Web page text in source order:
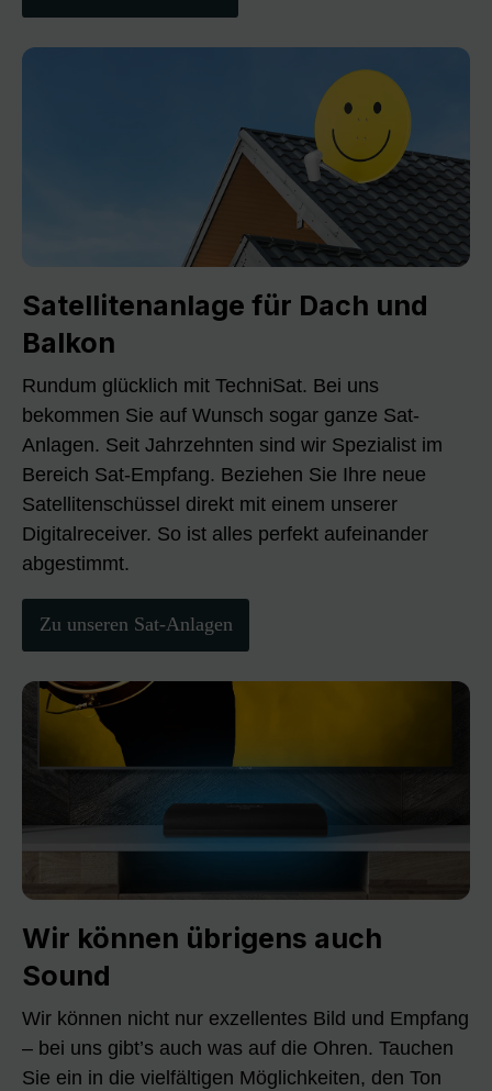
Satellitenanlage für Dach und
Balkon
Rundum glücklich mit TechniSat. Bei uns
bekommen Sie auf Wunsch sogar ganze Sat-
Anlagen. Seit Jahrzehnten sind wir Spezialist im
Bereich Sat-Empfang. Beziehen Sie Ihre neue
Satellitenschüssel direkt mit einem unserer
Digitalreceiver. So ist alles perfekt aufeinander
abgestimmt.
Zu unseren Sat-Anlagen
Wir können übrigens auch
Sound
Wir können nicht nur exzellentes Bild und Empfang
– bei uns gibt’s auch was auf die Ohren. Tauchen
Sie ein in die vielfältigen Möglichkeiten, den Ton